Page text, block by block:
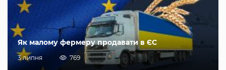
Як малому фермеру продавати в ЄС
3 липня 769